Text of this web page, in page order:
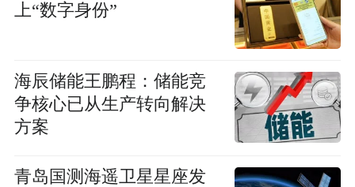
上“数字身份”
海辰储能王鹏程：储能竞
争核心已从生产转向解决
方案
青岛国测海遥卫星星座发